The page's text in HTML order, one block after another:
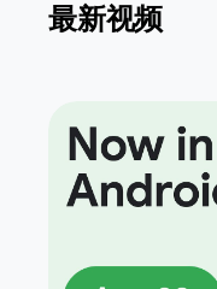
最新视频